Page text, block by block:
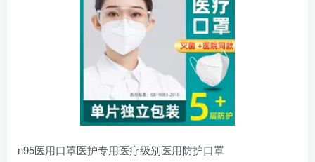
n95医用口罩医护专用医疗级别医用防护口罩